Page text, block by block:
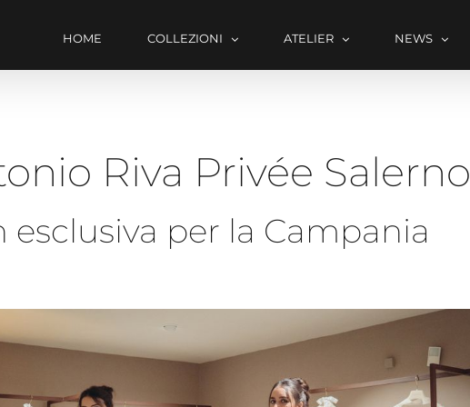
HOME COLLEZIONI ATELIER NEWS
Riva Privée Salerno
esclusiva per la Campania